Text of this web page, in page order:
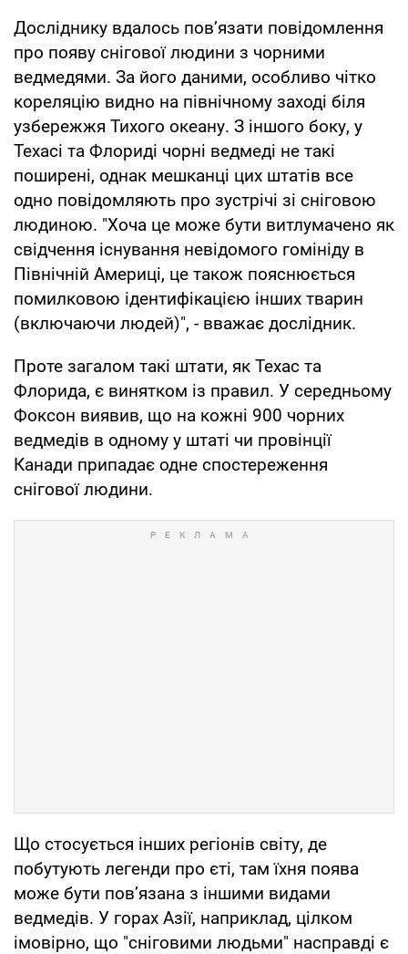
Досліднику вдалось пов’язати повідомлення
про появу снігової людини з чорними
ведмедями. За його даними, особливо чітко
кореляцію видно на північному заході біля
узбережжя Тихого океану. З іншого боку, у
Техасі та Флориді чорні ведмеді не такі
поширені, однак мешканці цих штатів все
одно повідомляють про зустрічі зі сніговою
людиною. "Хоча це може бути витлумачено як
свідчення існування невідомого гомініду в
Північній Америці, це також пояснюється
помилковою ідентифікацією інших тварин
(включаючи людей)", - вважає дослідник.
Проте загалом такі штати, як Техас та
Флорида, є винятком із правил. У середньому
Фоксон виявив, що на кожні 900 чорних
ведмедів в одному у штаті чи провінції
Канади припадає одне спостереження
снігової людини.
Що стосується інших регіонів світу, де
побутують легенди про єті, там їхня поява
може бути пов’язана з іншими видами
ведмедів. У горах Азії, наприклад, цілком
імовірно, що "сніговими людьми" насправді є